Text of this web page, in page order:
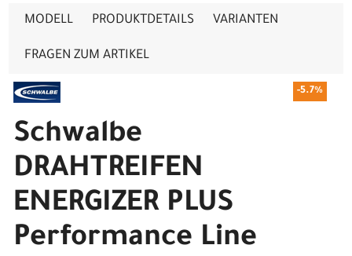
MODELL PRODUKTDETAILS VARIANTEN
FRAGEN ZUM ARTIKEL
-5.7%
Schwalbe
DRAHTREIFEN
ENERGIZER PLUS
Performance Line